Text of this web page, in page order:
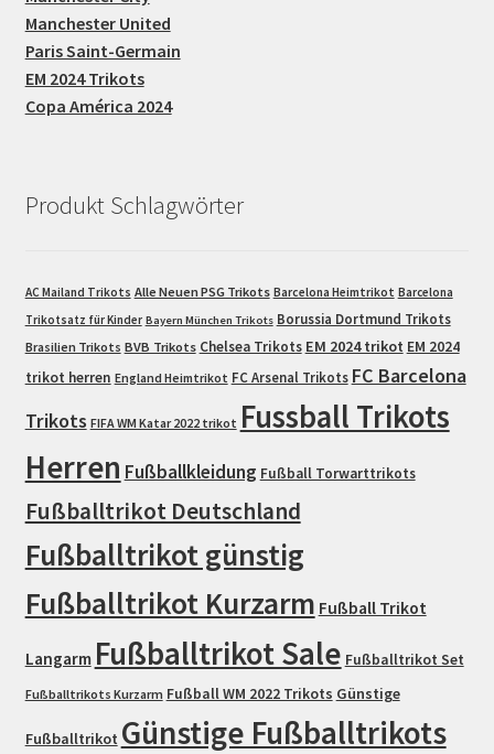
Manchester United
Paris Saint-Germain
EM 2024 Trikots
Copa América 2024
Produkt Schlagwörter
AC Mailand Trikots Alle Neuen PSG Trikots Barcelona Heimtrikot Barcelona
Trikotsatz für Kinder Bayern München Trikots Borussia Dortmund Trikots
Brasilien Trikots BVB Trikots Chelsea Trikots EM 2024 trikot EM 2024
trikot herren England Heimtrikot FC Arsenal Trikots FC Barcelona
Trikots FIFA WM Katar 2022 trikot Fussball Trikots
Herren Fußballkleidung Fußball Torwarttrikots
Fußballtrikot Deutschland
Fußballtrikot günstig
Fußballtrikot Kurzarm Fußball Trikot
Langarm Fußballtrikot Sale Fußballtrikot Set
Fußballtrikots Kurzarm Fußball WM 2022 Trikots Günstige
Fußballtrikot Günstige Fußballtrikots